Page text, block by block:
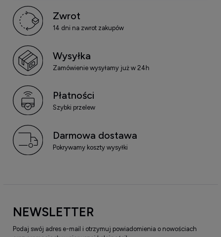
Zwrot
14 dni na zwrot zakupów
Wysyłka
Zamówienie wysyłamy już w 24h
Płatności
Szybki przelew
Darmowa dostawa
Pokrywamy koszty wysyłki
NEWSLETTER
Podaj swój adres e-mail i otrzymuj powiadomienia o nowościach